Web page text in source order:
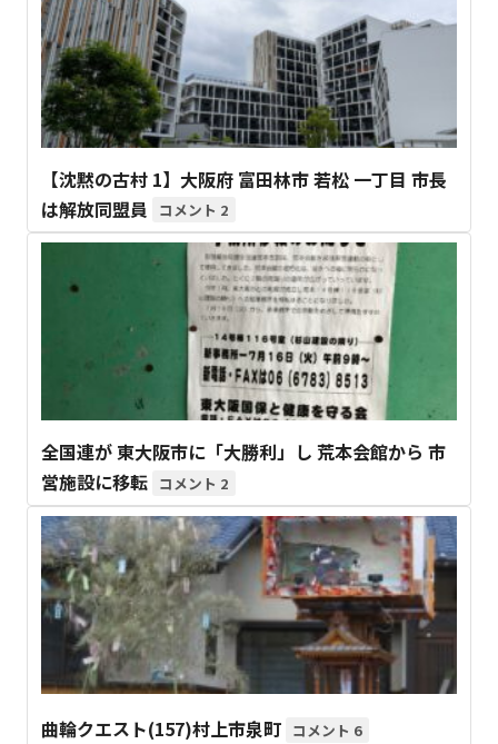
【沈黙の古村 1】大阪府 富田林市 若松 一丁目 市長
は解放同盟員
2
全国連が 東大阪市に「大勝利」し 荒本会館から 市
営施設に移転
2
曲輪クエスト(157)村上市泉町 6